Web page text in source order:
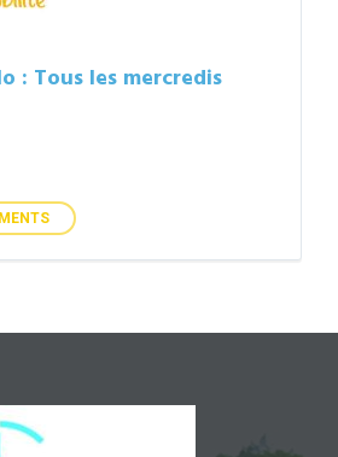
: Tous les mercredis